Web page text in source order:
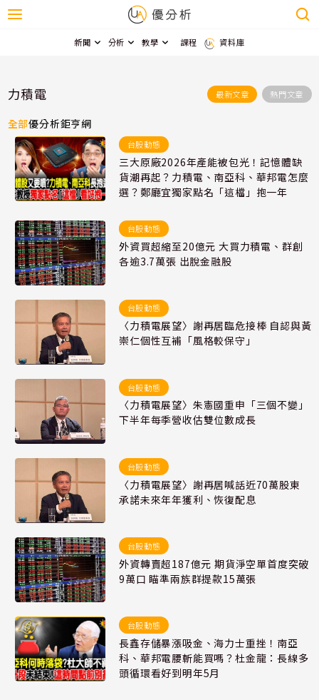
新聞 分析 教學 課程 資料庫
力積電 最新文章 熱門文章
全部優分析鉅亨網
台股動態
三大原廠2026年產能被包光！記憶體缺
貨潮再起？力積電、南亞科、華邦電怎麼
選？鄭廳宜獨家點名「這檔」抱一年
台股動態
外資買超縮至20億元 大買力積電、群創
各逾3.7萬張 出脫金融股
台股動態
〈力積電展望〉謝再居臨危接棒 自認與黃
崇仁個性互補「風格較保守」
台股動態
〈力積電展望〉朱憲國重申「三個不變」
下半年每季營收估雙位數成長
台股動態
〈力積電展望〉謝再居喊話近70萬股東
承諾未來年年獲利、恢復配息
台股動態
外資轉賣超187億元 期貨淨空單首度突破
9萬口 瞄準兩族群提款15萬張
台股動態
長鑫存儲暴漲吸金、海力士重挫！南亞
科、華邦電腰斬能買嗎？杜金龍：長線多
頭循環看好到明年5月